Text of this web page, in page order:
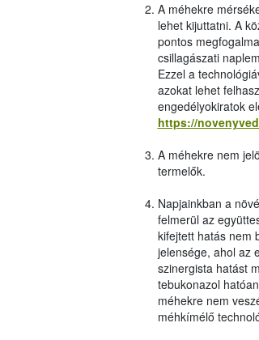
A méhekre
lehet kijuttatni. A
pontos
csillagászati
Ezzel a
azokat lehet
engedélyokiratok
https://
A méhekre nem
termelők.
Napjainkban a
felmerül az
kifejtett hatás nem
jelensége, ahol az
szinergista hatást
tebukonazol
méhekre nem
méhkímélő